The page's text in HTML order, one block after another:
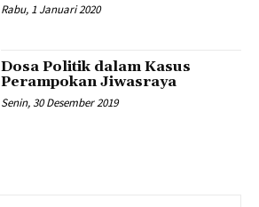
Rabu, 1 Januari 2020
Dosa Politik dalam Kasus
Perampokan Jiwasraya
Senin, 30 Desember 2019